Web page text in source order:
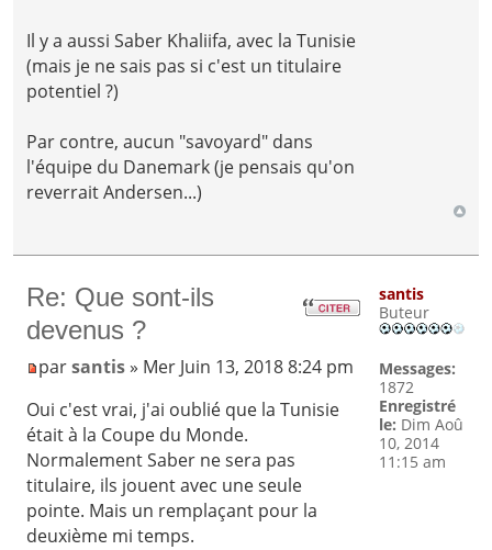
Il y a aussi Saber Khaliifa, avec la Tunisie
(mais je ne sais pas si c'est un titulaire
potentiel ?)
Par contre, aucun "savoyard" dans
l'équipe du Danemark (je pensais qu'on
reverrait Andersen...)
Re: Que sont-ils
devenus ?
parsantis» Mer Juin 13, 2018 8:24 pm
Oui c'est vrai, j'ai oublié que la Tunisie
était à la Coupe du Monde.
Normalement Saber ne sera pas
titulaire, ils jouent avec une seule
pointe. Mais un remplaçant pour la
deuxième mi temps.
santis
Buteur
Messages:
1872
Enregistré
le: Dim Aoû
10, 2014
11:15 am